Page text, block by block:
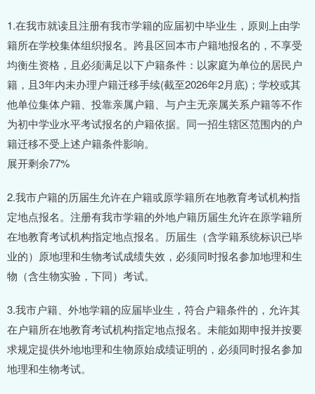
1.在我市就读且注册有我市学籍的应届初中毕业生，原则上由学
籍所在学校集体组织报名。跨县区回本市户籍地报名的，不享受
均衡生资格，且必须满足以下户籍条件：以家庭为单位的居民户
籍，且3年内未办理户籍迁移手续(截至2026年2月底)；学校或其
他单位集体户籍、投靠亲属户籍、与户主无亲属关系户籍等不作
为初中学业水平考试报名的户籍依据。同一招生辖区范围内的户
籍迁移不受上述户籍条件影响。
展开剩余77%
2.我市户籍的历届生允许在户籍或原学籍所在地教育考试机构指
定地点报名。注册有我市学籍的外地户籍历届生允许在原学籍所
在地教育考试机构指定地点报名。历届生（含学籍系统标识已毕
业的）原地理和生物考试成绩失效，必须同时报名参加地理和生
物（含生物实验，下同）考试。
3.我市户籍、外地学籍的应届毕业生，符合户籍条件的，允许其
在户籍所在地教育考试机构指定地点报名。未能如期申报并按要
求规定提供外地地理和生物原始成绩证明的，必须同时报名参加
地理和生物考试。